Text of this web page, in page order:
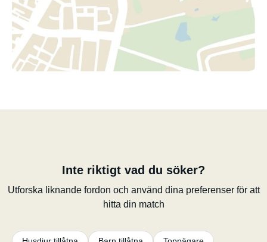
Inte riktigt vad du söker?
Utforska liknande fordon och använd dina preferenser för att
hitta din match